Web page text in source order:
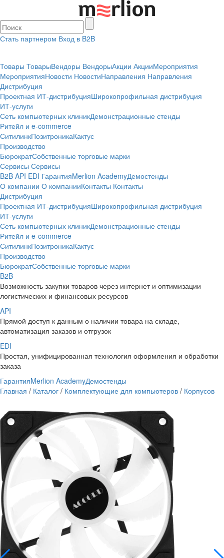
Стать партнером Вход в B2B
Товары ТоварыВендоры ВендорыАкции АкцииМероприятия
МероприятияНовости НовостиНаправления Направления
Дистрибуция
Проектная ИТ-дистрибуцияШирокопрофильная дистрибуция
ИТ-услуги
Сеть компьютерных клиникДемонстрационные стенды
Ритейл и e-commerce
СитилинкПозитроникаКактус
Производство
БюрократСобственные торговые марки
Сервисы Сервисы
B2B API EDI ГарантияMerlion AcademyДемостенды
О компании О компанииКонтакты Контакты
Дистрибуция
Проектная ИТ-дистрибуцияШирокопрофильная дистрибуция
ИТ-услуги
Сеть компьютерных клиникДемонстрационные стенды
Ритейл и e-commerce
СитилинкПозитроникаКактус
Производство
БюрократСобственные торговые марки
B2B
Возможность закупки товаров через интернет и оптимизации
логистических и финансовых ресурсов
API
Прямой доступ к данным о наличии товара на складе,
автоматизация заказов и отгрузок
EDI
Простая, унифицированная технология оформления и обработки
заказа
ГарантияMerlion AcademyДемостенды
Главная / Каталог / Комплектующие для компьютеров / Корпусов